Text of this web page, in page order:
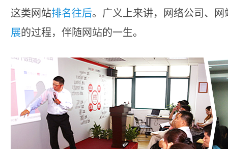
这类网站排名往后。广义上来讲，网络公司、
展的过程，伴随网站的一生。